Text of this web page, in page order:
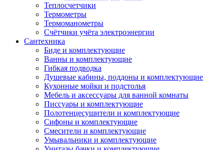
Теплосчетчики
Термометры
Термоманометры
Счётчики учёта электроэнергии
Сантехника
Биде и комплектующие
Ванны и комплектующие
Гибкая подводка
Душевые кабины, поддоны и комплектующие
Кухонные мойки и подстолья
Мебель и аксессуары для ванной комнаты
Писсуары и комплектующие
Полотенцесушители и комплектующие
Сифоны и комплектующие
Смесители и комплектующие
Умывальники и комплектующие